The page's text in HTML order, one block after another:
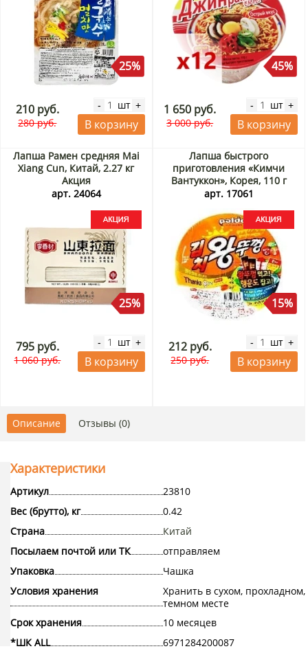
25%
210 руб.
280 руб.
- шт +
В корзину
45%
1 650 руб.
3 000 руб.
- шт +
В корзину
Лапша Рамен средняя Mai
Xiang Cun, Китай, 2.27 кг
Акция
арт. 24064
25%
795 руб.
1 060 руб.
- шт +
В корзину
Лапша быстрого
приготовления «Кимчи
Вантуккон», Корея, 110 г
Акция
арт. 17061
15%
212 руб.
250 руб.
- шт +
В корзину
Описание Отзывы (0)
Характеристики
Артикул
23810
Вес (брутто), кг
0.42
Страна
Китай
Посылаем почтой или ТК
отправляем
Упаковка
Чашка
Условия хранения
Хранить в сухом, прохладном,
темном месте
Срок хранения
10 месяцев
*ШК ALL
6971284200087